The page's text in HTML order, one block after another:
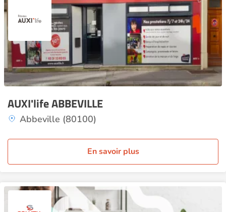
AUXI'life ABBEVILLE
Abbeville (80100)
En savoir plus